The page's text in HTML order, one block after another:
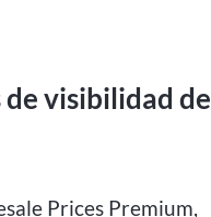
visibilidad de
Prices Premium,